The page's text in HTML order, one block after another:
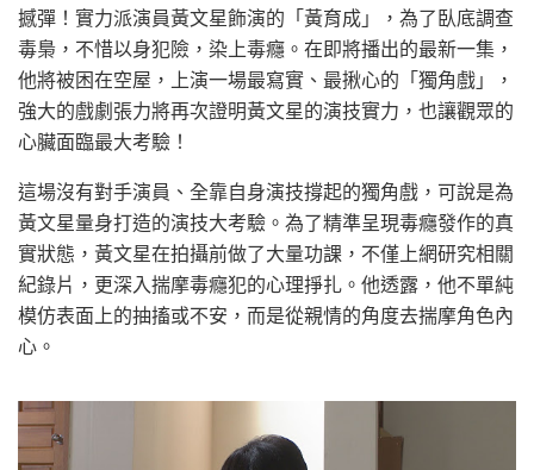
撼彈！實力派演員黃文星飾演的「黃育成」，為了臥底調查
毒梟，不惜以身犯險，染上毒癮。在即將播出的最新一集，
他將被困在空屋，上演一場最寫實、最揪心的「獨角戲」，
強大的戲劇張力將再次證明黃文星的演技實力，也讓觀眾的
心臟面臨最大考驗！
這場沒有對手演員、全靠自身演技撐起的獨角戲，可說是為
黃文星量身打造的演技大考驗。為了精準呈現毒癮發作的真
實狀態，黃文星在拍攝前做了大量功課，不僅上網研究相關
紀錄片，更深入揣摩毒癮犯的心理掙扎。他透露，他不單純
模仿表面上的抽搐或不安，而是從親情的角度去揣摩角色內
心。